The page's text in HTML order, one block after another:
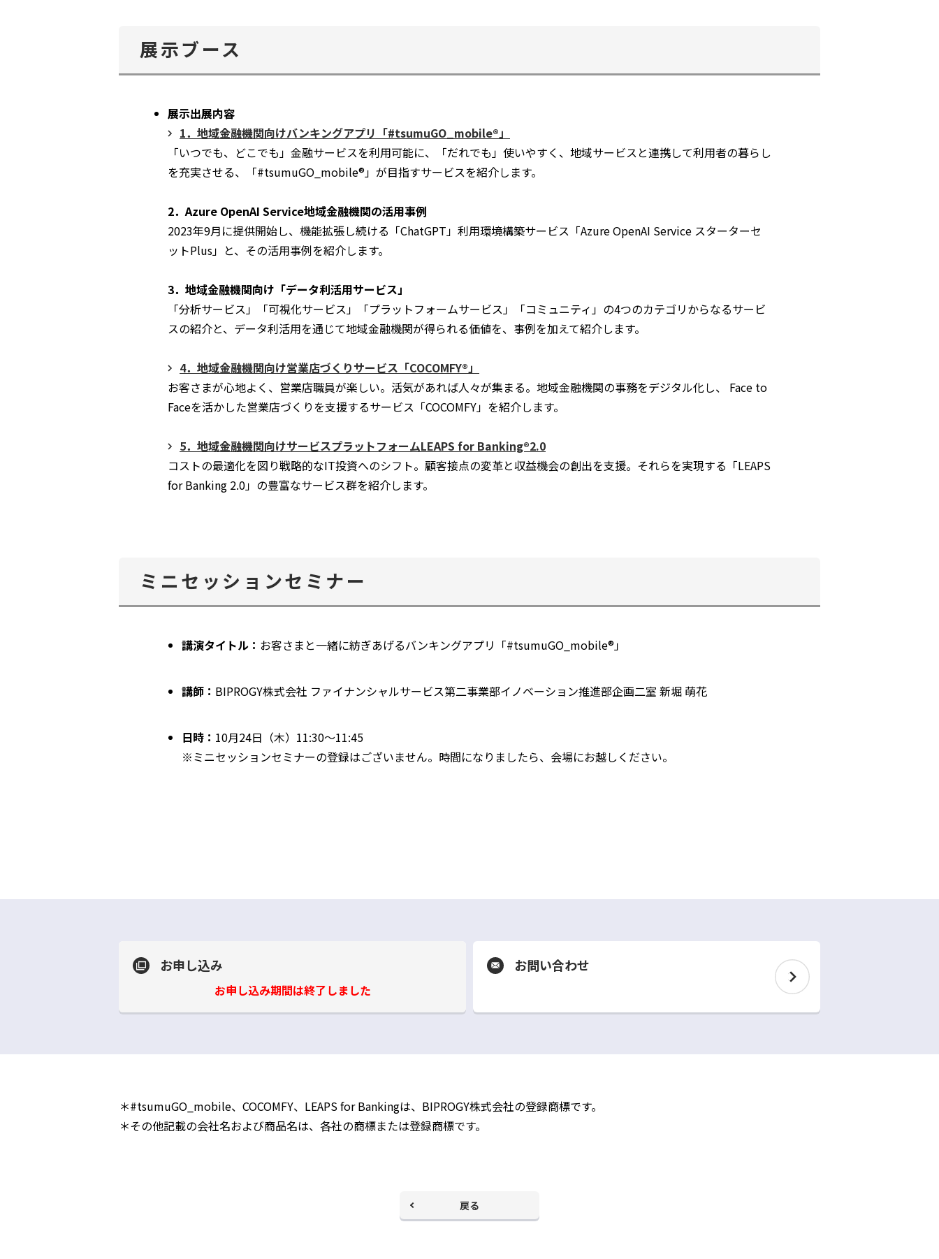
展示ブース
展示出展内容
1．地域金融機関向けバンキングアプリ「#tsumuGO_mobile®」
「いつでも、どこでも」金融サービスを利用可能に、「だれでも」使いやすく、地域サービスと連携して利用者の暮らし
を充実させる、「#tsumuGO_mobile®」が目指すサービスを紹介します。
2．Azure OpenAI Service地域金融機関の活用事例
2023年9月に提供開始し、機能拡張し続ける「ChatGPT」利用環境構築サービス「Azure OpenAI Service スターターセ
ットPlus」と、その活用事例を紹介します。
3．地域金融機関向け「データ利活用サービス」
「分析サービス」「可視化サービス」「プラットフォームサービス」「コミュニティ」の4つのカテゴリからなるサービ
スの紹介と、データ利活用を通じて地域金融機関が得られる価値を、事例を加えて紹介します。
4．地域金融機関向け営業店づくりサービス「COCOMFY®」
お客さまが心地よく、営業店職員が楽しい。活気があれば人々が集まる。地域金融機関の事務をデジタル化し、 Face to
Faceを活かした営業店づくりを支援するサービス「COCOMFY」を紹介します。
5．地域金融機関向けサービスプラットフォームLEAPS for Banking®2.0
コストの最適化を図り戦略的なIT投資へのシフト。顧客接点の変革と収益機会の創出を支援。それらを実現する「LEAPS
for Banking 2.0」の豊富なサービス群を紹介します。
ミニセッションセミナー
講演タイトル： お客さまと一緒に紡ぎあげるバンキングアプリ「#tsumuGO_mobile®」
講師： BIPROGY株式会社 ファイナンシャルサービス第二事業部イノベーション推進部企画二室 新堀 萌花
日時： 10月24日（木） 11:30～11:45
※ミニセッションセミナーの登録はございません。時間になりましたら、会場にお越しください。
お申し込み
お申し込み期間は終了しました
お問い合わせ
ィ
＊#tsumuGO_mobile、COCOMFY、LEAPS for Bankingは、BIPROGY株式会社の登録商標です。
＊その他記載の会社名および商品名は、各社の商標または登録商標です。
戻る